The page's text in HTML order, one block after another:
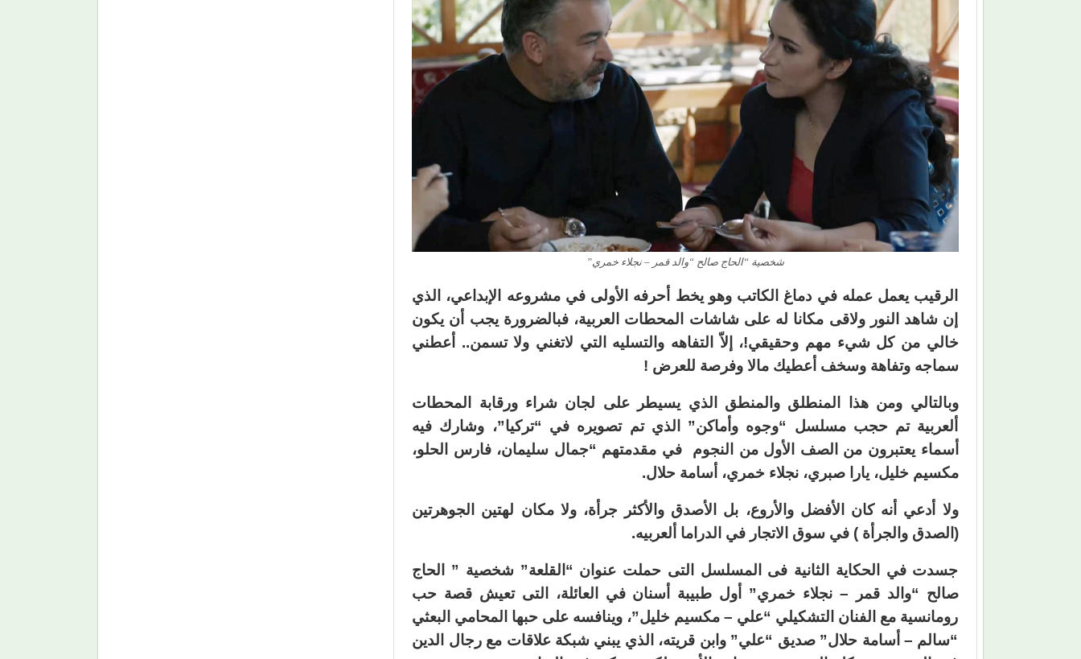
شخصية “الحاج صالح “والد قمر – نجلاء خمري”
الرقيب يعمل عمله في دماغ الكاتب وهو يخط أحرفه الأولى في مشروعه الإبداعي، الذي
إن شاهد النور ولاقى مكانا له على شاشات المحطات العربية، فبالضرورة يجب أن يكون
خالي من كل شيء مهم وحقيقي!، إلاّ التفاهه والتسليه التي لاتغني ولا تسمن.. أعطني
سماجه وتفاهة وسخف أعطيك مالا وفرصة للعرض !
وبالتالي ومن هذا المنطلق والمنطق الذي يسيطر على لجان شراء ورقابة المحطات
ألعربية تم حجب مسلسل “وجوه وأماكن” الذي تم تصويره في “تركيا”، وشارك فيه
أسماء يعتبرون من الصف الأول من النجوم في مقدمتهم “جمال سليمان، فارس الحلو،
مكسيم خليل، يارا صبري، نجلاء خمري، أسامة حلال.
ولا أدعي أنه كان الأفضل والأروع، بل الأصدق والأكثر جرأة، ولا مكان لهتين الجوهرتين
(الصدق والجرأة ) في سوق الاتجار في الدراما ألعربيه.
جسدت في الحكاية الثانية فى المسلسل التى حملت عنوان “القلعة” شخصية ” الحاج
صالح “والد قمر – نجلاء خمري” أول طبيبة أسنان في العائلة، التى تعيش قصة حب
رومانسية مع الفنان التشكيلي “علي – مكسيم خليل”، وينافسه على حبها المحامي البعثي
“سالم – أسامة حلال” صديق “علي” وابن قريته، الذي يبني شبكة علاقات مع رجال الدين